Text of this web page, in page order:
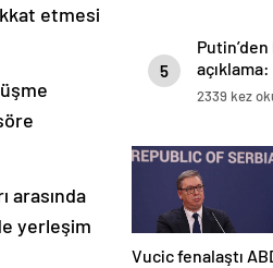
etmesi
arasında
yerleşim
5
Putin’den
2339 kez
Vucic fenalaştı